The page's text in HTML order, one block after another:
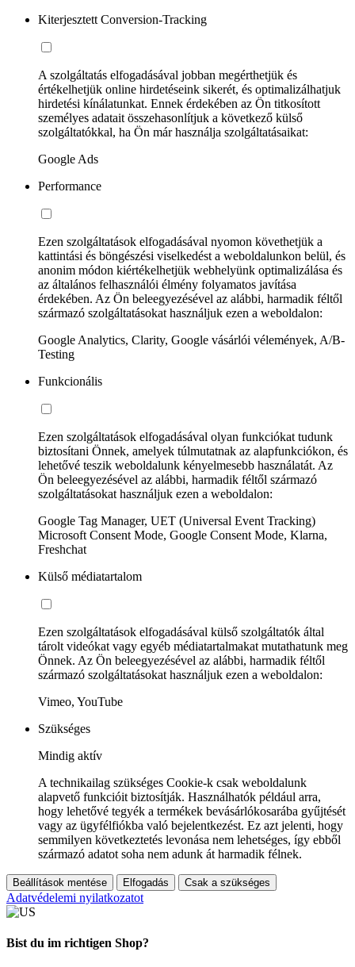
Kiterjesztett Conversion-Tracking
A szolgáltatás elfogadásával jobban megérthetjük és
értékelhetjük online hirdetéseink sikerét, és optimalizálhatjuk
hirdetési kínálatunkat. Ennek érdekében az Ön titkosított
személyes adatait összehasonlítjuk a következő külső
szolgáltatókkal, ha Ön már használja szolgáltatásaikat:
Google Ads
Performance
Ezen szolgáltatások elfogadásával nyomon követhetjük a
kattintási és böngészési viselkedést a weboldalunkon belül, és
anonim módon kiértékelhetjük webhelyünk optimalizálása és
az általános felhasználói élmény folyamatos javítása
érdekében. Az Ön beleegyezésével az alábbi, harmadik féltől
származó szolgáltatásokat használjuk ezen a weboldalon:
Google Analytics, Clarity, Google vásárlói vélemények, A/B-
Testing
Funkcionális
Ezen szolgáltatások elfogadásával olyan funkciókat tudunk
biztosítani Önnek, amelyek túlmutatnak az alapfunkciókon, és
lehetővé teszik weboldalunk kényelmesebb használatát. Az
Ön beleegyezésével az alábbi, harmadik féltől származó
szolgáltatásokat használjuk ezen a weboldalon:
Google Tag Manager, UET (Universal Event Tracking)
Microsoft Consent Mode, Google Consent Mode, Klarna,
Freshchat
Külső médiatartalom
Ezen szolgáltatások elfogadásával külső szolgáltatók által
tárolt videókat vagy egyéb médiatartalmakat mutathatunk meg
Önnek. Az Ön beleegyezésével az alábbi, harmadik féltől
származó szolgáltatásokat használjuk ezen a weboldalon:
Vimeo, YouTube
Szükséges
Mindig aktív
A technikailag szükséges Cookie-k csak weboldalunk
alapvető funkcióit biztosítják. Használhatók például arra,
hogy lehetővé tegyék a termékek bevásárlókosarába gyűjtését
vagy az ügyfélfiókba való bejelentkezést. Ez azt jelenti, hogy
semmilyen következtetés levonása nem lehetséges, így ebből
származó adatot soha nem adunk át harmadik félnek.
Beállítások mentése Elfogadás Csak a szükséges
Adatvédelemi nyilatkozatot
Bist du im richtigen Shop?